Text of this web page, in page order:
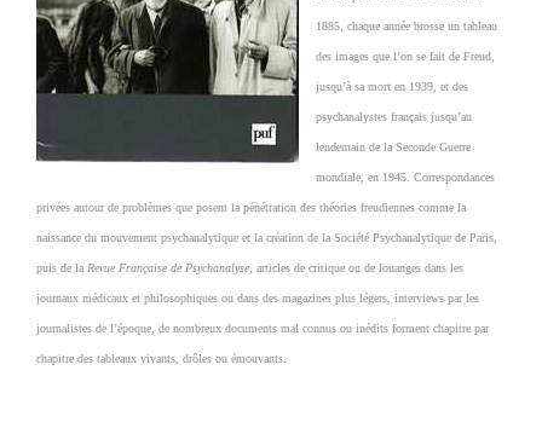
1885, chaque année brosse un tableau
des images que l’on se fait de Freud,
jusqu’à sa mort en 1939, et des
psychanalystes français jusqu’au
lendemain de la Seconde Guerre
mondiale, en 1945. Correspondances
privées autour de problèmes que posent la pénétration des théories freudiennes comme la
naissance du mouvement psychanalytique et la création de la Société Psychanalytique de Paris,
puis de la Revue Française de Psychanalyse, articles de critique ou de louanges dans les
journaux médicaux et philosophiques ou dans des magazines plus légers, interviews par les
journalistes de l’époque, de nombreux documents mal connus ou inédits forment chapitre par
chapitre des tableaux vivants, drôles ou émouvants.